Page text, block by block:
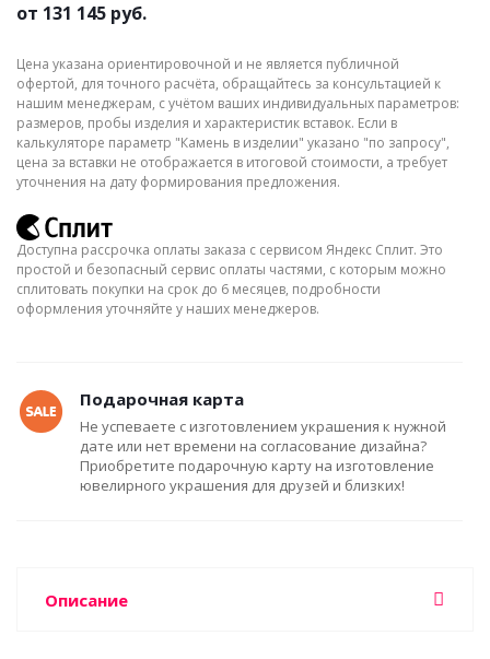
от 131 145 руб.
Цена указана ориентировочной и не является публичной
офертой, для точного расчёта, обращайтесь за консультацией к
нашим менеджерам, с учётом ваших индивидуальных параметров:
размеров, пробы изделия и характеристик вставок. Если в
калькуляторе параметр "Камень в изделии" указано "по запросу",
цена за вставки не отображается в итоговой стоимости, а требует
уточнения на дату формирования предложения.
Доступна рассрочка оплаты заказа с сервисом Яндекс Сплит. Это
простой и безопасный сервис оплаты частями, с которым можно
сплитовать покупки на срок до 6 месяцев, подробности
оформления уточняйте у наших менеджеров.
Подарочная карта
Не успеваете с изготовлением украшения к нужной
дате или нет времени на согласование дизайна?
Приобретите подарочную карту на изготовление
ювелирного украшения для друзей и близких!
Описание